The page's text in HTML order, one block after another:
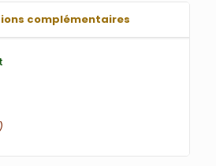
complémentaires